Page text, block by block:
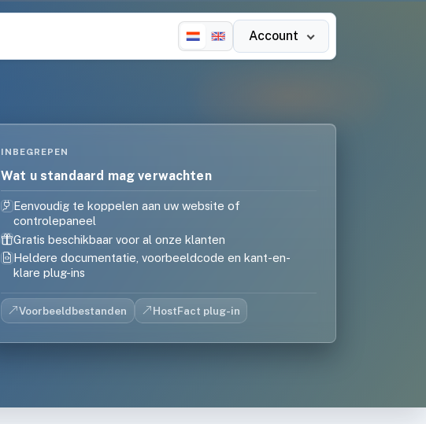
Account
INBEGREPEN
Wat u standaard mag verwachten
Eenvoudig te koppelen aan uw website of
controlepaneel
Gratis beschikbaar voor al onze klanten
Heldere documentatie, voorbeeldcode en kant-en-
klare plug-ins
Voorbeeldbestanden HostFact plug-in